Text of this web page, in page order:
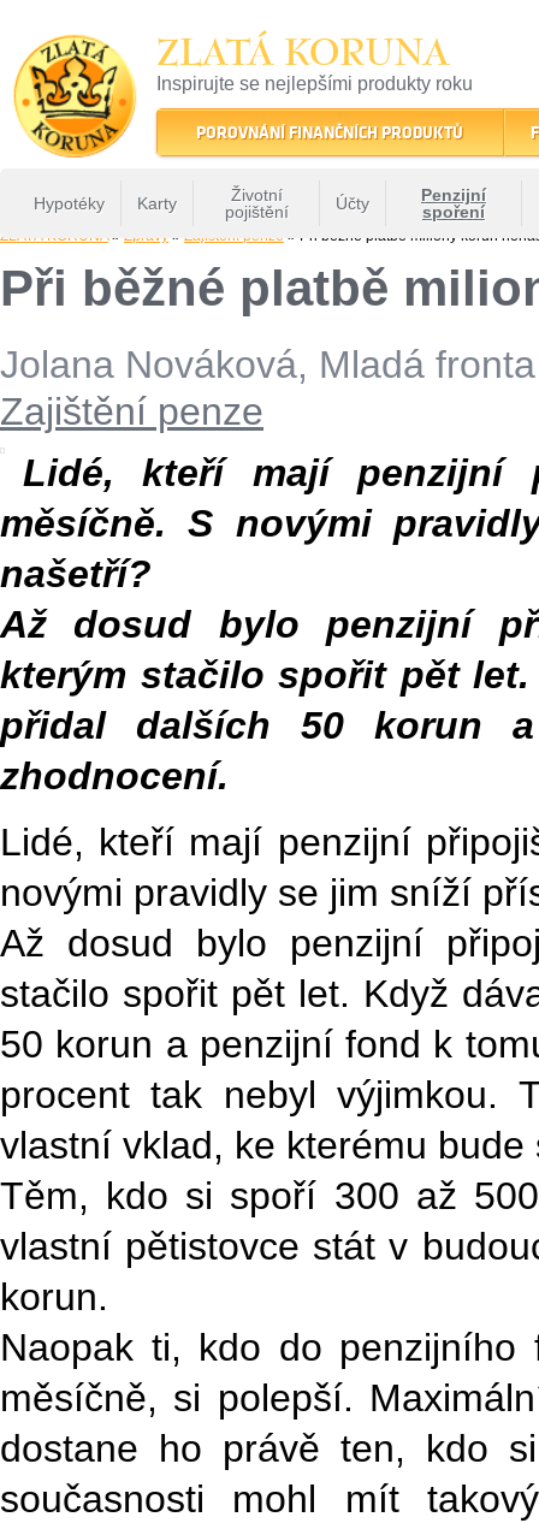
ZLATÁ KORUNA
Inspirujte se nejlepšími produkty roku
22 let tradice a kvality na finančním trhu
POROVNÁNÍ FINANČNÍCH PRODUKTŮ
Hypotéky Karty
Životní
pojištění
Účty
Penzijní
spoření
ZLATÁ KORUNA» Zprávy » Zajištění penze » Při běžné platbě miliony korun
Při běžné platbě
Jolana Nováková, Mladá
Zajištění penze
Lidé, kteří mají penzijní
měsíčně. S novými
našetří?
Až dosud bylo penzijní
kterým stačilo spořit pět
přidal dalších 50 korun
zhodnocení.
Lidé, kteří mají penzijní
novými pravidly se jim sníží
Až dosud bylo penzijní
stačilo spořit pět let. Když
50 korun a penzijní fond k
procent tak nebyl výjimkou.
vlastní vklad, ke kterému
Těm, kdo si spoří 300 až
vlastní pětistovce stát v
korun.
Naopak ti, kdo do
měsíčně, si polepší.
dostane ho právě ten, kdo
současnosti mohl mít